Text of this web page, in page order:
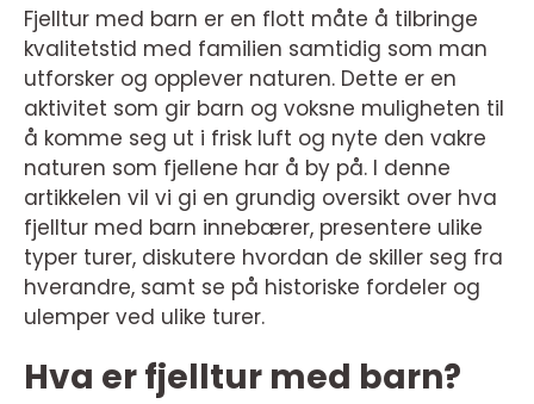
Fjelltur med barn er en flott måte å tilbringe
kvalitetstid med familien samtidig som man
utforsker og opplever naturen. Dette er en
aktivitet som gir barn og voksne muligheten til
å komme seg ut i frisk luft og nyte den vakre
naturen som fjellene har å by på. I denne
artikkelen vil vi gi en grundig oversikt over hva
fjelltur med barn innebærer, presentere ulike
typer turer, diskutere hvordan de skiller seg fra
hverandre, samt se på historiske fordeler og
ulemper ved ulike turer.
Hva er fjelltur med barn?